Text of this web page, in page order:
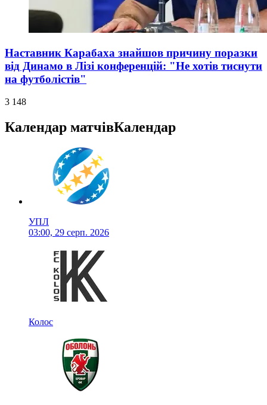
Наставник Карабаха знайшов причину поразки
від Динамо в Лізі конференцій: "Не хотів тиснути
на футболістів"
3 148
Календар матчівКалендар
УПЛ
03:00, 29 серп. 2026
Колос